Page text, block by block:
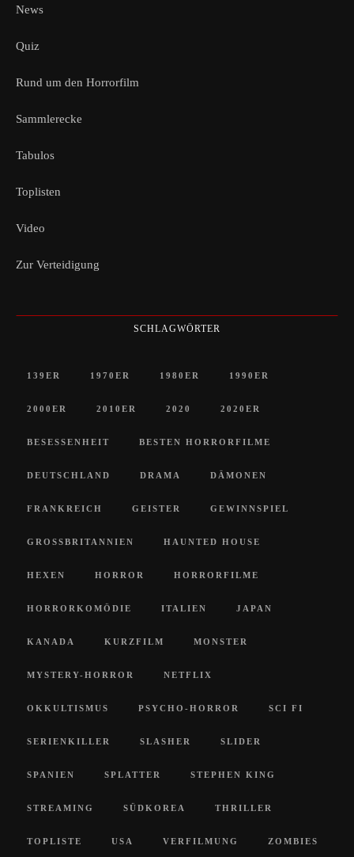
News
Quiz
Rund um den Horrorfilm
Sammlerecke
Tabulos
Toplisten
Video
Zur Verteidigung
SCHLAGWÖRTER
139ER 1970ER 1980ER 1990ER
2000ER 2010ER 2020 2020ER
BESESSENHEIT BESTEN HORRORFILME
DEUTSCHLAND DRAMA DÄMONEN
FRANKREICH GEISTER GEWINNSPIEL
GROSSBRITANNIEN HAUNTED HOUSE
HEXEN HORROR HORRORFILME
HORRORKOMÖDIE ITALIEN JAPAN
KANADA KURZFILM MONSTER
MYSTERY-HORROR NETFLIX
OKKULTISMUS PSYCHO-HORROR SCI FI
SERIENKILLER SLASHER SLIDER
SPANIEN SPLATTER STEPHEN KING
STREAMING SÜDKOREA THRILLER
TOPLISTE USA VERFILMUNG ZOMBIES